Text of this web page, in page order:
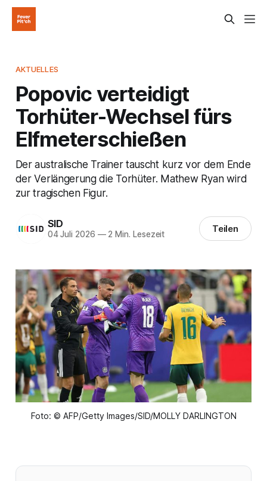
AKTUELLES
Popovic verteidigt
Torhüter-Wechsel fürs
Elfmeterschießen
Der australische Trainer tauscht kurz vor dem Ende
der Verlängerung die Torhüter. Mathew Ryan wird
zur tragischen Figur.
SID
04 Juli 2026 —2 Min. Lesezeit Teilen
Foto: © AFP/Getty Images/SID/MOLLY DARLINGTON